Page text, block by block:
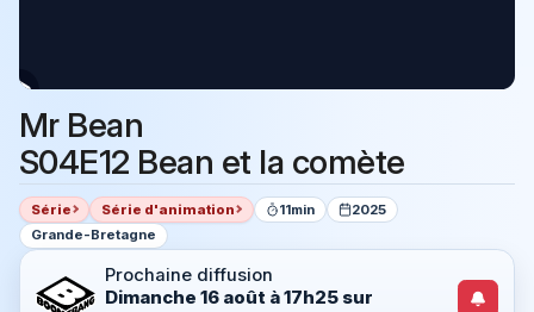
Mr Bean
S04E12 Bean et la comète
Série Série d'animation 11min
2025
Grande-Bretagne
Prochaine diffusion
Dimanche 16 août à 17h25sur